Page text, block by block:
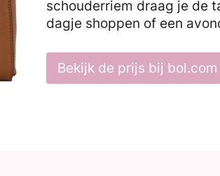
schouderriem draag je de
dagje shoppen of een
Bekijk de prijs bij bol.com